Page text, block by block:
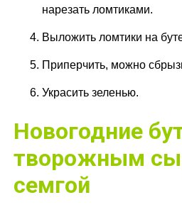
нарезать ломтиками.
Выложить ломтики на
Приперчить, можно
Украсить зеленью.
Новогодние
творожным
семгой